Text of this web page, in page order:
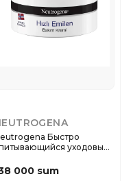
Быстро
уходовый
000 sum